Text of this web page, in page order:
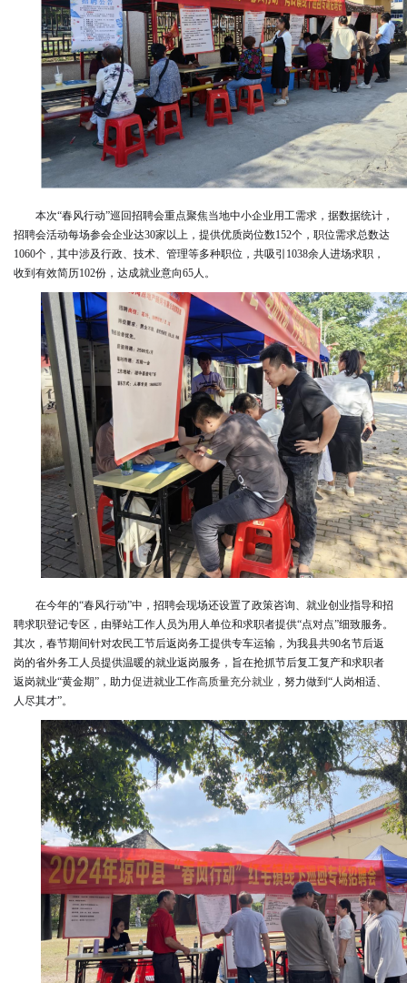
本次“春风行动”巡回招聘会重点聚焦当地中小企业用工需求，据数据统计，
招聘会活动每场参会企业达30家以上，提供优质岗位数152个，职位需求总数达
1060个，其中涉及行政、技术、管理等多种职位，共吸引1038余人进场求职，
收到有效简历102份，达成就业意向65人。
在今年的“春风行动”中，招聘会现场还设置了政策咨询、就业创业指导和招
聘求职登记专区，由驿站工作人员为用人单位和求职者提供“点对点”细致服务。
其次，春节期间针对农民工节后返岗务工提供专车运输，为我县共90名节后返
岗的省外务工人员提供温暖的就业返岗服务，旨在抢抓节后复工复产和求职者
返岗就业“黄金期”，助力促进就业工作高质量充分就业 ， 努力做到“人岗相适、
人尽其才”。